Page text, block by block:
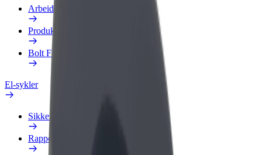
Arbeidsprofil
Produkter
Bolt Food for bedrifter
El-sykler
Sikkerhetslab
Rapporter et problem